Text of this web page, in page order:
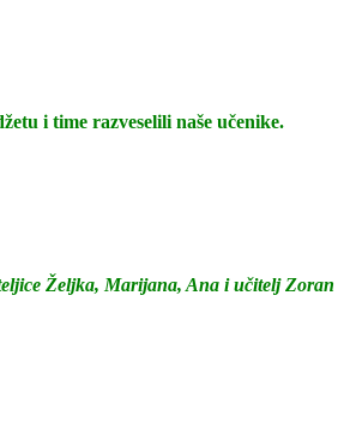
i time razveselili naše učenike.
Željka, Marijana, Ana i učitelj Zoran